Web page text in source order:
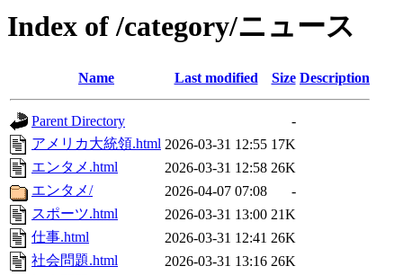
Index of /category/ニュース
Name Last modified Size Description
Parent Directory
-
アメリカ大統領.html 2026-03-31 12:55 17K
エンタメ.html
2026-03-31 12:58 26K
エンタメ/
2026-04-07 07:08
-
スポーツ.html
2026-03-31 13:00 21K
仕事.html
2026-03-31 12:41 26K
社会問題.html
2026-03-31 13:16 26K